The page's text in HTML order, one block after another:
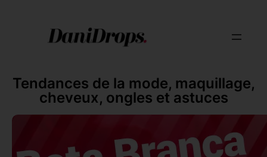
Tendances de la mode, maquillage,
cheveux, ongles et astuces